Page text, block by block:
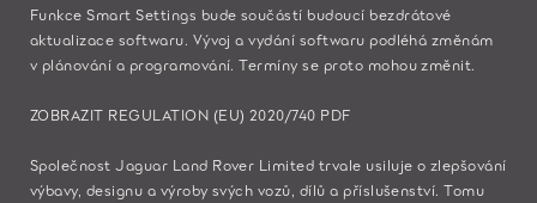
Funkce Smart Settings bude součástí budoucí bezdrátové
aktualizace softwaru. Vývoj a vydání softwaru podléhá změnám
v plánování a programování. Termíny se proto mohou změnit.
ZOBRAZIT REGULATION (EU) 2020/740 PDF
Společnost Jaguar Land Rover Limited trvale usiluje o zlepšování
výbavy, designu a výroby svých vozů, dílů a příslušenství. Tomu